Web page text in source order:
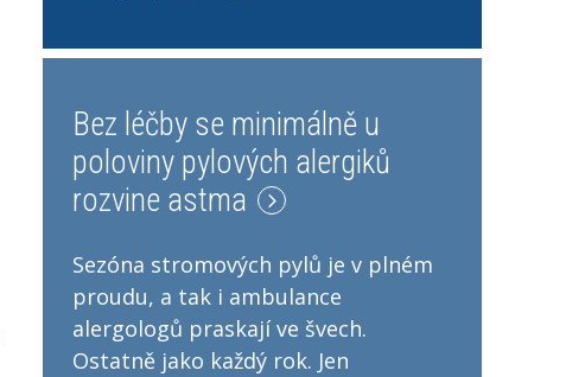
Bez léčby se minimálně u
poloviny pylových alergiků
rozvine astma
Sezóna stromových pylů je v plném
proudu, a tak i ambulance
alergologů praskají ve švech.
Ostatně jako každý rok. Jen